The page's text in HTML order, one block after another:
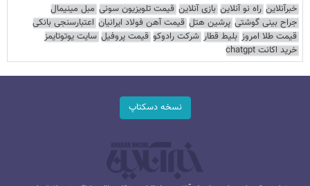
خبرآنلاین راه نو آنلاین بازی آنلاین قیمت تلویزیون سونی مبل مینیمال
جراح بینی گوشتی پرشین هتل قیمت آهن فولاد ایرانیان اعتبارسنجی بانکی
قیمت طلا امروز بلیط قطار شرکت رادوکو قیمت پروفیل سایت یوتوتایمز
خرید اکانت chatgpt
نسخه دسکتاپ